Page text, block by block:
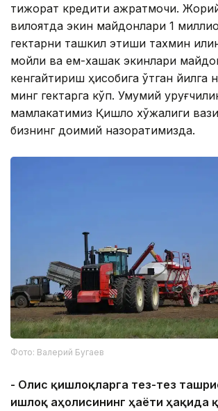
тижорат кредити ажратмоқчи.
вилоятда экин майдонлари 1
гектарни ташкил этиши тахмин
мойли ва ем-хашак экинлари
кенгайтириш ҳисобига ўтган йилга
минг гектарга кўп. Умумий
мамлакатимиз Қишлоқ хўжалиги
бизнинг доимий назоратимизда.
Фото: Валерий Бугаев
- Олис қишлоқларга тез-тез
Қишлоқ аҳолисининг ҳаёти ҳақида